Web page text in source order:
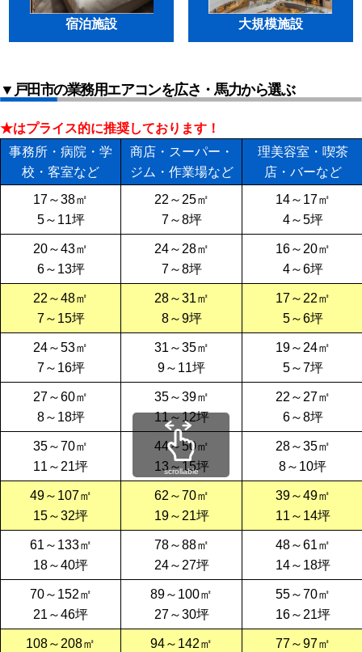
宿泊施設 大規模施設
▼戸田市の業務用エアコンを広さ・馬力から選ぶ
★はプライス的に推奨しております！
事務所・病院・学
校・客室など
商店・スーパー・
ジム・作業場など
理美容室・喫茶
店・バーなど
17～38㎡
5～11坪
22～25㎡
7～8坪
14～17㎡
4～5坪
20～43㎡
6～13坪
24～28㎡
7～8坪
16～20㎡
4～6坪
22～48㎡
7～15坪
28～31㎡
8～9坪
17～22㎡
5～6坪
24～53㎡
7～16坪
31～35㎡
9～11坪
19～24㎡
5～7坪
27～60㎡
8～18坪
35～39㎡
11～12坪
22～27㎡
6～8坪
35～70㎡
11～21坪
44～50㎡
13～15坪
28～35㎡
8～10坪
49～107㎡
15～32坪
62～70㎡
19～21坪
39～49㎡
11～14坪
61～133㎡
18～40坪
78～88㎡
24～27坪
48～61㎡
14～18坪
70～152㎡
21～46坪
89～100㎡
27～30坪
55～70㎡
16～21坪
108～208㎡
94～142㎡
77～97㎡
scrollable